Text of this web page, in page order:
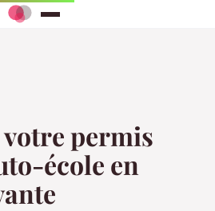
votre permis
école en